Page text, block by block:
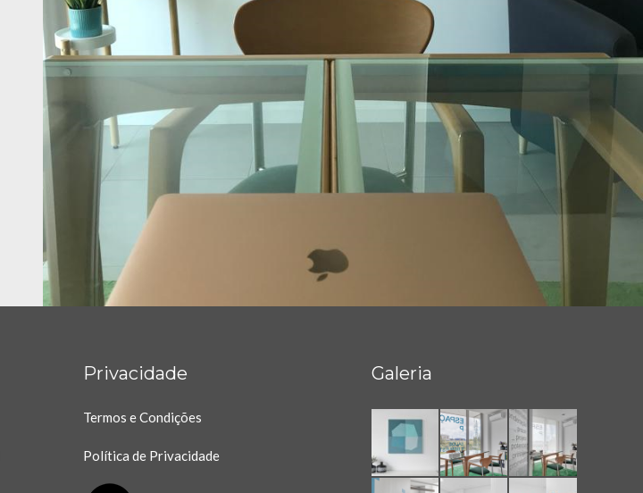
Privacidade
Termos e Condições
Política de Privacidade
Galeria